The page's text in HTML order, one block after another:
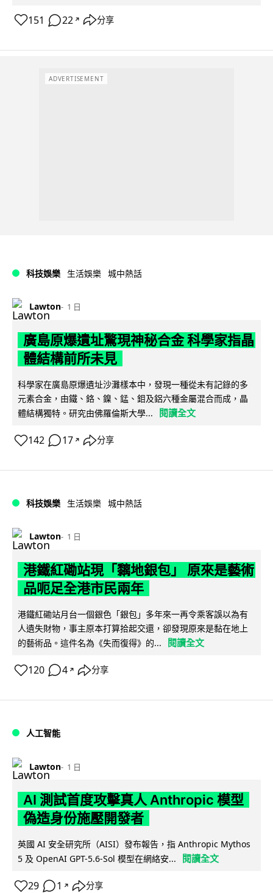
151 22 ↗ 分享
ADVERTISEMENT
科技娛樂 生活娛樂 城中熱話
Lawton 1 日
廣島原爆遺址驚現神秘合金 科學家指晶
體結構前所未見
科學家在廣島原爆遺址沙灘樣本中，發現一種從未有記錄的多
元素合金，由鐵、鉻、鎳、錳、鉬及鋁六種金屬混合而成，晶
體結構獨特。研究由佛羅倫斯大學...
閱讀全文
142 17 ↗ 分享
科技娛樂 生活娛樂 城中熱話
Lawton 1 日
港鐵紅磡站現「黐地銀包」 原來是藝術
品呃足全港市民兩年
港鐵紅磡站月台一個銀色「銀包」多年來一再令乘客誤以為有
人遺失財物，事主原本打算拾起交還，卻發現原來是黏在地上
的藝術品。這件名為《失而復得》的...
閱讀全文
120 4 ↗ 分享
人工智能
Lawton 1 日
AI 測試首度攻擊真人 Anthropic 模型
偽造身份施壓開發者
英國 AI 安全研究所（AISI）發布報告，指 Anthropic Mythos
5 及 OpenAI GPT-5.6-Sol 模型在網絡安...
閱讀全文
29 1 ↗ 分享